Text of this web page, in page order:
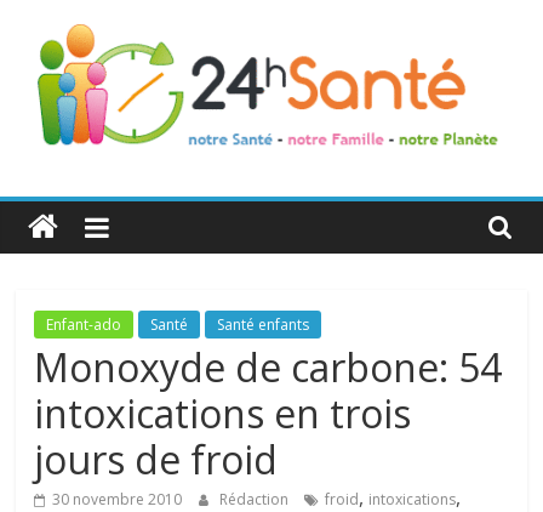
24h
Santé
La
santé
toute
famille
Enfant-ado Santé Santé enfants
Monoxyde de carbone: 54
intoxications en trois
jours de froid
30 novembre 2010 Rédaction froid, intoxications,